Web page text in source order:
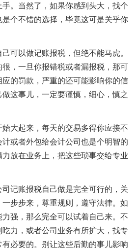
。当然了，如果你感到头大，找个
个不错的选择，毕竟这可是关乎你
可以做记账报税，但绝不能马虎。
，一旦你报错税或者漏报税，那可
的罚款，严重的还可能影响你的信
这事儿，一定要谨慎，细心，慎之
大起来，每天的交易多得你应接不
或者外包给会计公司也是个明智的
放在业务上，把这些琐事交给专业
记账报税自己做是完全可行的，关
步步来，尊重规则，遵守法律。如
强，那么完全可以试着自己来。不
力，或者公司业务有所扩大，找专
必要的。别让这些后勤的事儿影响